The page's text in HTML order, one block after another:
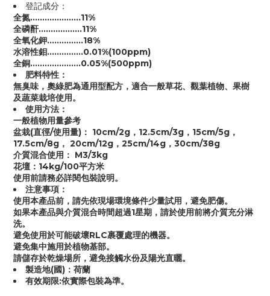
登記成分：
全氮…………………11%
全磷酐………………11%
全氧化鉀…………...18%
水溶性鉬……………0.01%(100ppm)
全銅…………………0.05%(500ppm)
肥料特性：
無臭味，奧綠肥為通用型配方，適合一般草花、觀葉植物、果樹
及蔬菜栽培使用。
使用方法：
一般植物用量參考
盆栽(直徑/使用量)： 10cm/2g，12.5cm/3g，15cm/5g，
17.5cm/8g， 20cm/12g，25cm/14g，30cm/38g
介質混合使用： M3/3kg
花壇：14kg/100平方米
使用前請務必詳閱包裝說明。
注意事項：
使用本產品前，請先依現場環境條件少量試用，避免肥傷。
如果本產品與介質混合時間超過1星期，請於使用前將介質充分淋
洗。
避免使用於可能破壞RLC裹覆處理的機器。
避免集中施用於植物基部。
請儲存於乾燥場所，避免接觸水份及陽光直曬。
製造地(國)：荷蘭
有效期限:依實際包裝為準。